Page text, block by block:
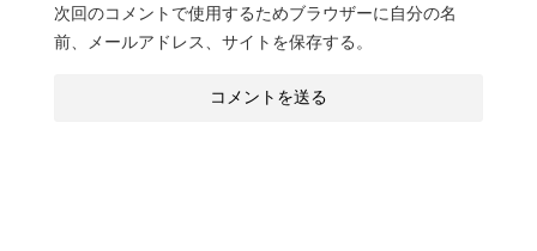
次回のコメントで使用するためブラウザーに自分の名
前、メールアドレス、サイトを保存する。